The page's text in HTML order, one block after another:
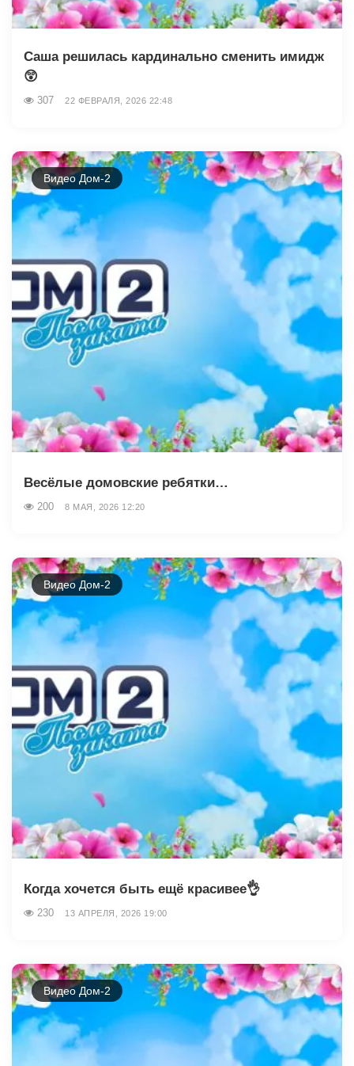
Саша решилась кардинально сменить имидж
😲
307 22 ФЕВРАЛЯ, 2026 22:48
Видео Дом-2
Весёлые домовские ребятки…
200 8 МАЯ, 2026 12:20
Видео Дом-2
Когда хочется быть ещё красивее👌
230 13 АПРЕЛЯ, 2026 19:00
Видео Дом-2